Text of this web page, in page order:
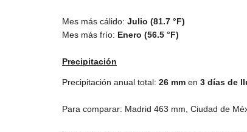
Mes más cálido: Julio (81.7 °F)
Mes más frío: Enero (56.5 °F)
Precipitación
Precipitación anual total: 26 mm en 3 días de
Para comparar: Madrid 463 mm , Ciudad de